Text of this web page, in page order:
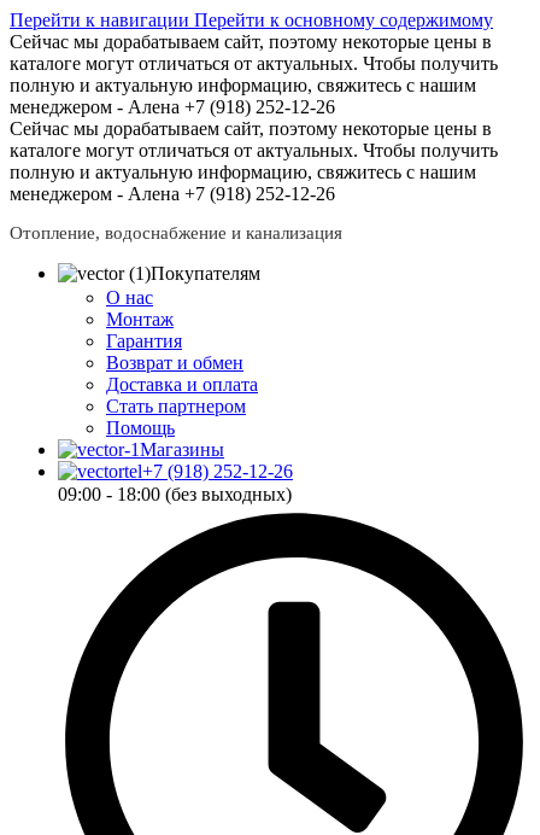
Перейти к навигации Перейти к основному содержимому
Сейчас мы дорабатываем сайт, поэтому некоторые цены в
каталоге могут отличаться от актуальных. Чтобы получить
полную и актуальную информацию, свяжитесь с нашим
менеджером - Алена +7 (918) 252-12-26
Сейчас мы дорабатываем сайт, поэтому некоторые цены в
каталоге могут отличаться от актуальных. Чтобы получить
полную и актуальную информацию, свяжитесь с нашим
менеджером - Алена +7 (918) 252-12-26
Отопление, водоснабжение и канализация
Покупателям
О нас
Монтаж
Гарантия
Возврат и обмен
Доставка и оплата
Стать партнером
Помощь
Магазины
+7 (918) 252-12-26
09:00 - 18:00 (без выходных)